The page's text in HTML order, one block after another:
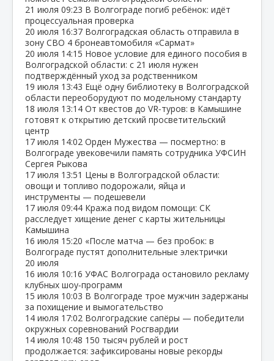
21 июля 09:23 В Волгограде погиб ребёнок: идёт
процессуальная проверка
20 июля 16:37 Волгоградская область отправила в
зону СВО 4 бронеавтомобиля «Сармат»
20 июля 14:15 Новое условие для единого пособия в
Волгоградской области: с 21 июля нужен
подтверждённый уход за родственником
19 июля 13:43 Ещё одну библиотеку в Волгоградской
области переоборудуют по модельному стандарту
18 июля 13:14 От квестов до VR‑туров: в Камышине
готовят к открытию детский просветительский
центр
17 июля 14:02 Орден Мужества — посмертно: в
Волгограде увековечили память сотрудника УФСИН
Сергея Рыкова
17 июля 13:51 Цены в Волгоградской области:
овощи и топливо подорожали, яйца и
инструменты — подешевели
17 июля 09:44 Кража под видом помощи: СК
расследует хищение денег с карты жительницы
Камышина
16 июля 15:20 «После матча — без пробок: в
Волгограде пустят дополнительные электрички
20 июля
16 июля 10:16 УФАС Волгограда остановило рекламу
клубных шоу‑программ
15 июля 10:03 В Волгограде трое мужчин задержаны
за похищение и вымогательство
14 июля 17:02 Волгоградские сапёры — победители
окружных соревнований Росгвардии
14 июля 10:48 150 тысяч рублей и рост
продолжается: зафиксированы новые рекорды